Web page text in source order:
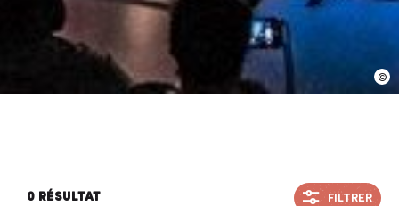
0 résultat FILTRER
En cochant cette case, j’accepte que les